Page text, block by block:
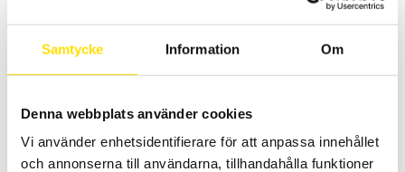
Samtycke Information Om
Denna webbplats använder cookies
Vi använder enhetsidentifierare för att anpassa innehållet
och annonserna till användarna, tillhandahålla funktioner